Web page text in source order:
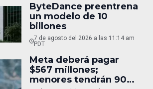
ByteDance preentrena
un modelo de 10
billones
7 de agosto del 2026 a las 11:14 am
PDT
Meta deberá pagar
$567 millones;
menores tendrán 90